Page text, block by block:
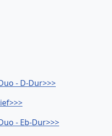
- D-Dur>>>
- Eb-Dur>>>